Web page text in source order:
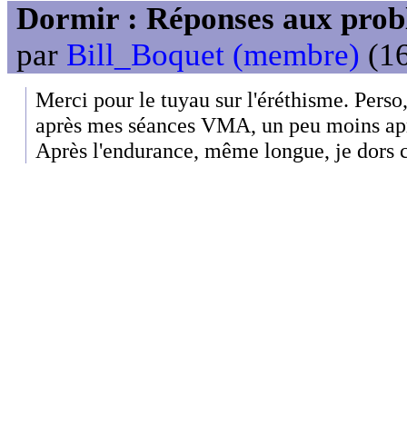
Dormir : Réponses aux
par Bill_Boquet (membre)
Merci pour le tuyau sur l'éréthisme.
après mes séances VMA, un peu moins
Après l'endurance, même longue, je dors